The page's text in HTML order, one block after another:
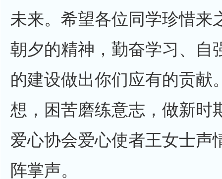
未来。希望各位同学珍惜来
朝夕的精神，勤奋学习、自
的建设做出你们应有的贡献
想，困苦磨练意志，做新时
爱心协会爱心使者王女士声
阵掌声。